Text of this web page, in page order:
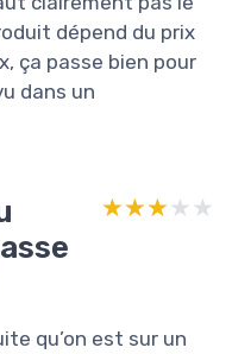
dépend du prix
ça passe bien pour
dans un
★★★★★
★★★★★
qu’on est sur un